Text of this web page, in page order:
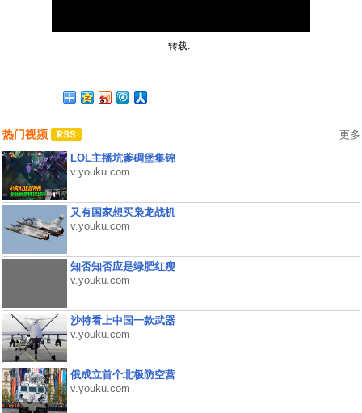
转载:
热门视频 更多
LOL主播坑爹碉堡集锦
v.youku.com
又有国家想买枭龙战机
v.youku.com
知否知否应是绿肥红瘦
v.youku.com
沙特看上中国一款武器
v.youku.com
俄成立首个北极防空营
v.youku.com